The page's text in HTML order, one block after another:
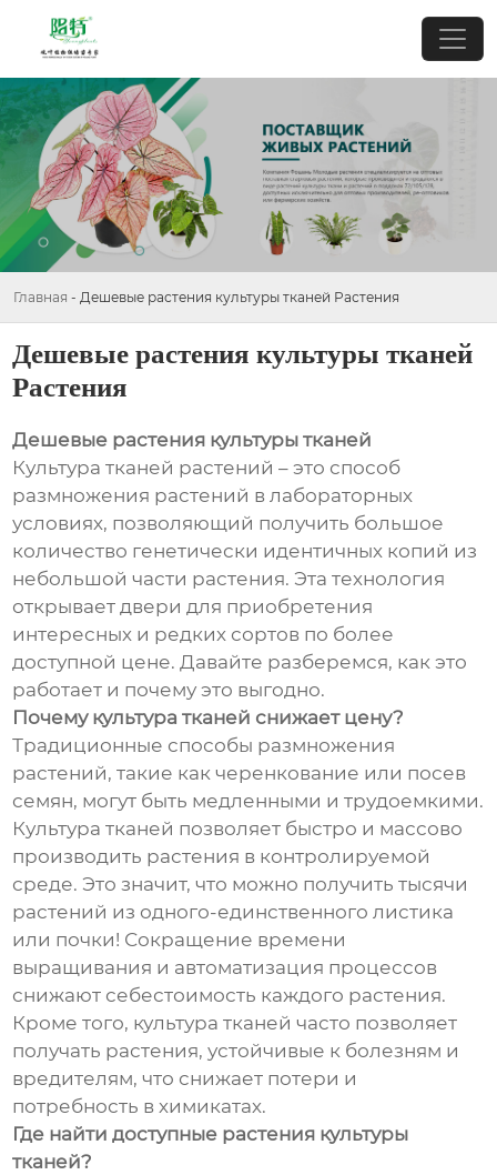
Главная - Дешевые растения культуры тканей Растения
Дешевые растения культуры тканей
Растения
Дешевые растения культуры тканей
Культура тканей растений – это способ
размножения растений в лабораторных
условиях, позволяющий получить большое
количество генетически идентичных копий из
небольшой части растения. Эта технология
открывает двери для приобретения
интересных и редких сортов по более
доступной цене. Давайте разберемся, как это
работает и почему это выгодно.
Почему культура тканей снижает цену?
Традиционные способы размножения
растений, такие как черенкование или посев
семян, могут быть медленными и трудоемкими.
Культура тканей позволяет быстро и массово
производить растения в контролируемой
среде. Это значит, что можно получить тысячи
растений из одного-единственного листика
или почки! Сокращение времени
выращивания и автоматизация процессов
снижают себестоимость каждого растения.
Кроме того, культура тканей часто позволяет
получать растения, устойчивые к болезням и
вредителям, что снижает потери и
потребность в химикатах.
Где найти доступные растения культуры
тканей?